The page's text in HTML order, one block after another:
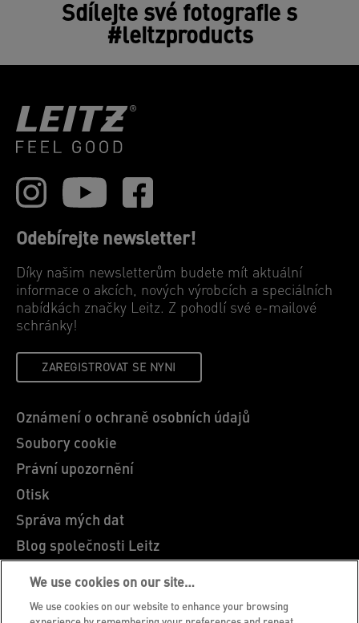
Sdílejte své fotografie s
#leitzproducts
Odebírejte newsletter!
Díky našim newsletterům budete mít aktuální
informace o akcích, nových výrobcích a speciálních
nabídkách značky Leitz. Z pohodlí své e-mailové
schránky!
ZAREGISTROVAT SE NYNI
Oznámení o ochraně osobních údajů
Soubory cookie
Právní upozornění
Otisk
Správa mých dat
Blog společnosti Leitz
Kariéra
Leitz EasyPrint
We use cookies on our site…
We use cookies on our website to enhance your browsing